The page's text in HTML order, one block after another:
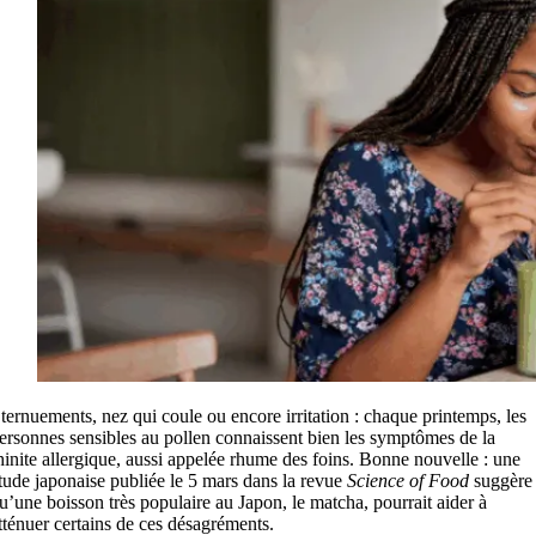
nez qui coule ou encore irritation : chaque printemps, les
sensibles au pollen connaissent bien les symptômes de la
allergique, aussi appelée rhume des foins. Bonne nouvelle : une
japonaise publiée le 5 mars dans la revue Science of Foodsuggère
boisson très populaire au Japon, le matcha, pourrait aider à
certains de ces désagréments.